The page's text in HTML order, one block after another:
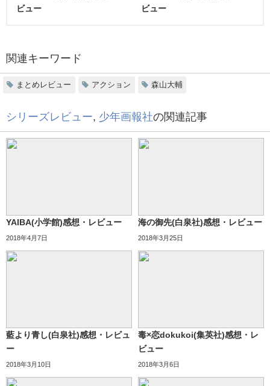
ビュー
ビュー
関連キーワード
まとめレビュー アクション 森山大輔
シリーズレビュー, 少年画報社の関連記事
YAIBA(小学館)感想・レビュー
2018年4月7日
海の御先(白泉社)感想・レビュー
2018年3月25日
藍より青し(白泉社)感想・レビュ
ー
2018年3月10日
毒×恋dokukoi(集英社)感想・レ
ビュー
2018年3月6日